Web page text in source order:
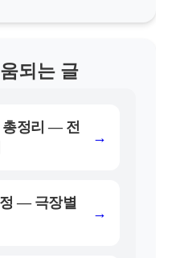
되는 글
총정리 — 전
→
— 극장별
→